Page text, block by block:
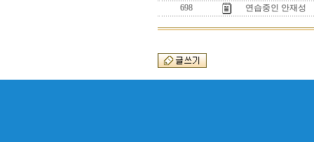
698
연습중인 안재성